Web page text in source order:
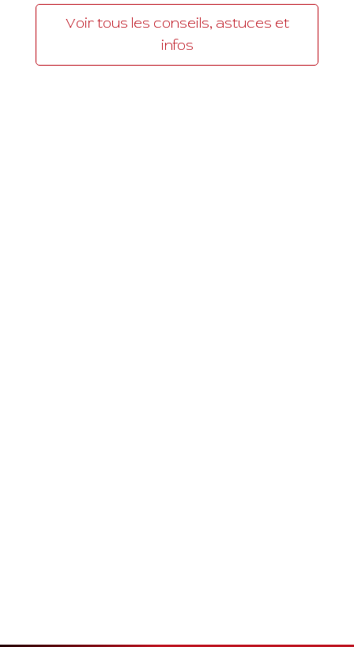
Voir tous les conseils, astuces et
infos